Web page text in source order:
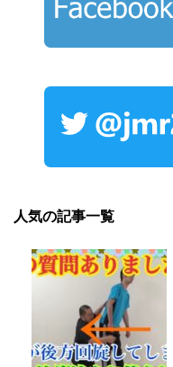
人気の記事一覧